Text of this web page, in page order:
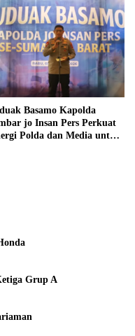
Basamo Kapolda
jo Insan Pers Perkuat
Polda dan Media untuk
Grup A